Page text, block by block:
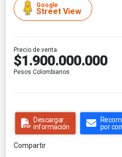
Google
Street View
Precio de venta
$1.900.000.000
Pesos Colombianos
Descargar
información
por
Compartir